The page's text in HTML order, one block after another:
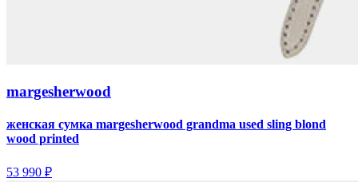
margesherwood
женская сумка margesherwood grandma used sling blond
wood printed
53 990 ₽